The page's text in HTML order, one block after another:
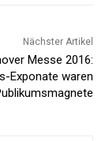
Nächster Artikel
Messe 2016:
Exponate waren